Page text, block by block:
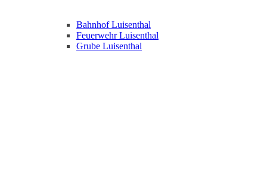
Bahnhof Luisenthal
Feuerwehr Luisenthal
Grube Luisenthal